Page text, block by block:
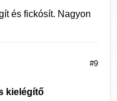
és fickósít. Nagyon
#9
kielégítő